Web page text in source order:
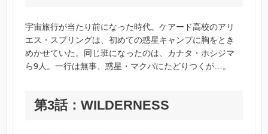
宇宙旅行が当たり前になった時代。ケアード高校のアリ
エス・スプリングは、初めての惑星キャンプに胸をとき
めかせていた。同じ班になったのは、カナタ・ホシジマ
ら9人。一行は無事、惑星・マクパにたどりつくが…。
第3話：WILDERNESS